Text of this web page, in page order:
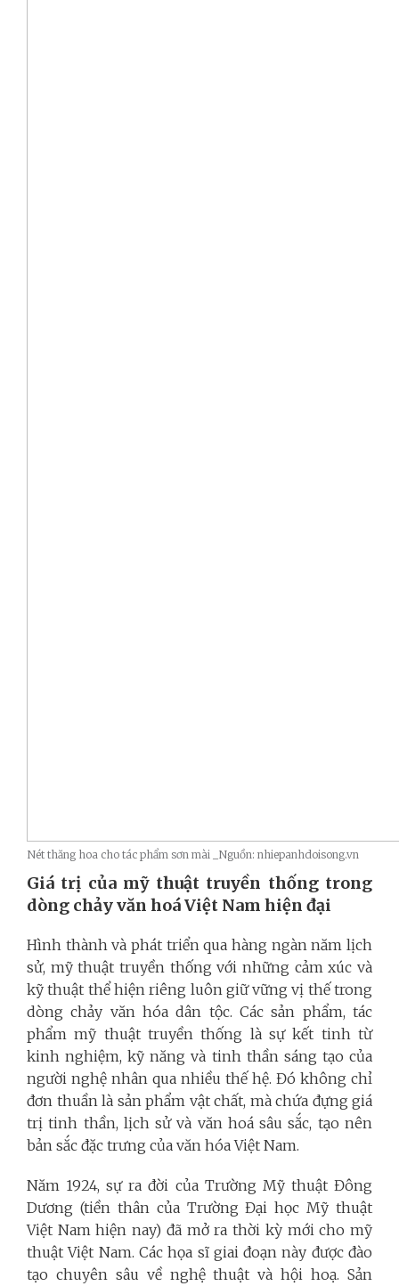
Nét thăng hoa cho tác phẩm sơn mài _Nguồn: nhiepanhdoisong.vn
Giá trị của mỹ thuật truyền thống trong
dòng chảy văn hoá Việt Nam hiện đại
Hình thành và phát triển qua hàng ngàn năm lịch
sử, mỹ thuật truyền thống với những cảm xúc và
kỹ thuật thể hiện riêng luôn giữ vững vị thế trong
dòng chảy văn hóa dân tộc. Các sản phẩm, tác
phẩm mỹ thuật truyền thống là sự kết tinh từ
kinh nghiệm, kỹ năng và tinh thần sáng tạo của
người nghệ nhân qua nhiều thế hệ. Đó không chỉ
đơn thuần là sản phẩm vật chất, mà chứa đựng giá
trị tinh thần, lịch sử và văn hoá sâu sắc, tạo nên
bản sắc đặc trưng của văn hóa Việt Nam.
Năm 1924, sự ra đời của Trường Mỹ thuật Đông
Dương (tiền thân của Trường Đại học Mỹ thuật
Việt Nam hiện nay) đã mở ra thời kỳ mới cho mỹ
thuật Việt Nam. Các họa sĩ giai đoạn này được đào
tạo chuyên sâu về nghệ thuật và hội hoạ. Sản